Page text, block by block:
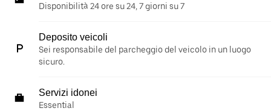
Disponibilità 24 ore su 24, 7 giorni su 7
Deposito veicoli
Sei responsabile del parcheggio del veicolo in un luogo
sicuro.
Servizi idonei
Essential